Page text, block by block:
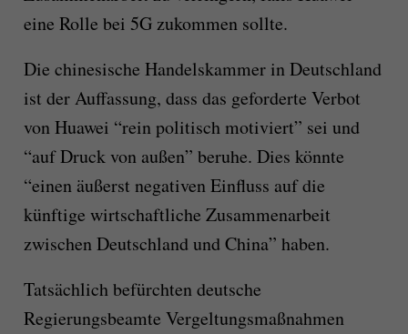
eine Rolle bei 5G zukommen sollte.
Die chinesische Handelskammer in Deutschland
ist der Auffassung, dass das geforderte Verbot
von Huawei “rein politisch motiviert” sei und
“auf Druck von außen” beruhe. Dies könnte
“einen äußerst negativen Einfluss auf die
künftige wirtschaftliche Zusammenarbeit
zwischen Deutschland und China” haben.
Tatsächlich befürchten deutsche
Regierungsbeamte Vergeltungsmaßnahmen